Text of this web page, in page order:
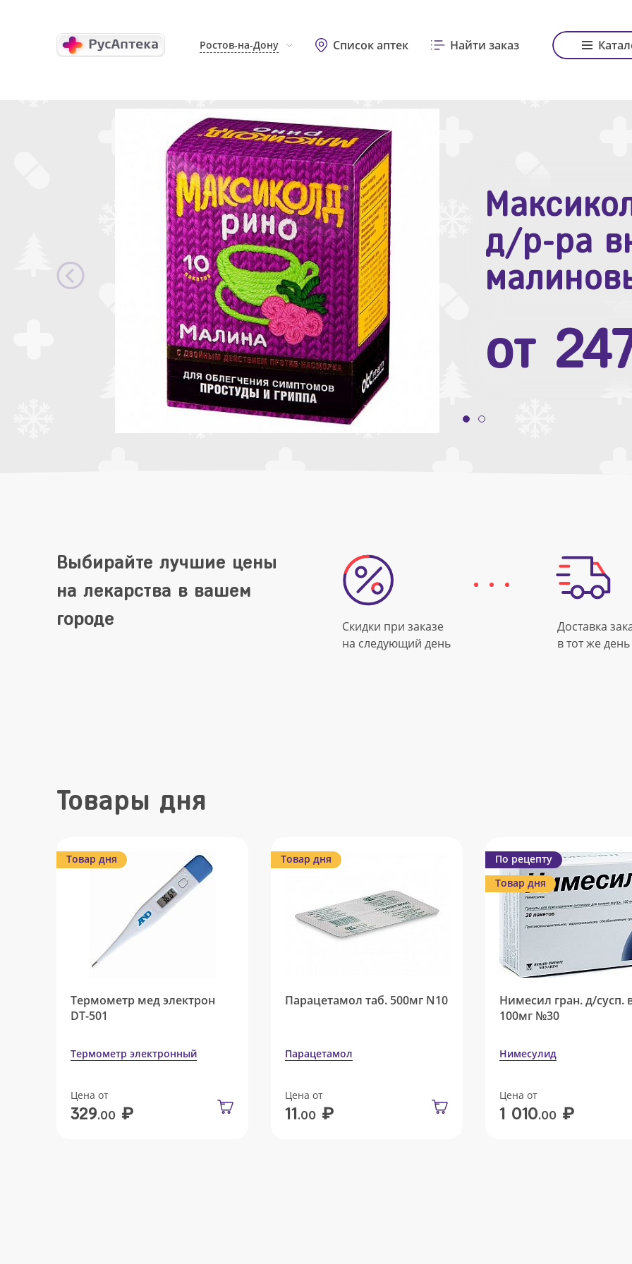
Ростов-на-Дону Список аптек Найти заказ
д/р-ра
от
Зодак
№10
от
Выбирайте лучшие цены
на лекарства в вашем
городе
Скидки при заказе
на следующий день
Доставка
в тот же день
Товары дня
Товар дня
Термометр мед электрон
DT-501
Термометр электронный
Цена от
329.00 ₽
Товар дня
Парацетамол таб. 500мг N10
Парацетамол
Цена от
11.00 ₽
По рецепту
Товар дня
Нимесил гран. д/сусп.
100мг №30
Нимесулид
Цена от
1 010.00 ₽